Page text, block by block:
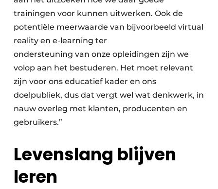
trainingen voor kunnen uitwerken. Ook de
potentiële meerwaarde van bijvoorbeeld virtual
reality en e-learning ter
ondersteuning van onze opleidingen zijn we
volop aan het bestuderen. Het moet relevant
zijn voor ons educatief kader en ons
doelpubliek, dus dat vergt wel wat denkwerk, in
nauw overleg met klanten, producenten en
gebruikers.”
Levenslang blijven
leren